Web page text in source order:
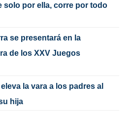
solo por ella, corre por todo
se presentará en la
de los XXV Juegos
la vara a los padres al
hija